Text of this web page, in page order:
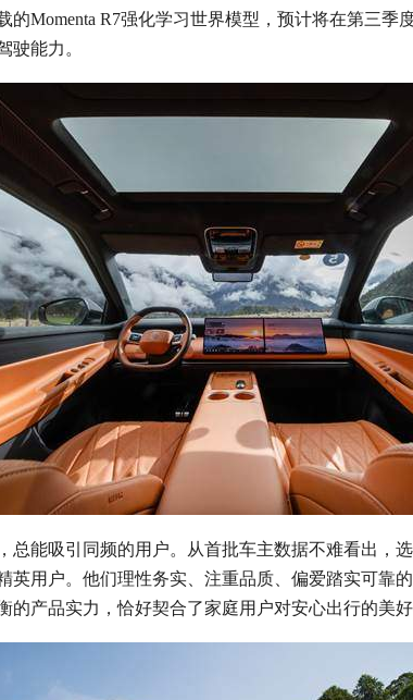
的Momenta R7强化学习世界模型，预计将在第三季
驶能力。
总能吸引同频的用户。从首批车主数据不难看出，
英用户。他们理性务实、注重品质、偏爱踏实可靠
的产品实力，恰好契合了家庭用户对安心出行的美好